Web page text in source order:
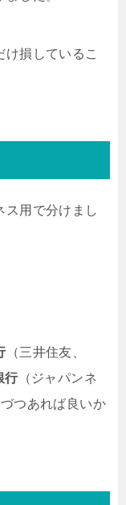
損しているこ
ス用で分けまし
（三井住友、
行（ジャパンネ
つあれば良いか